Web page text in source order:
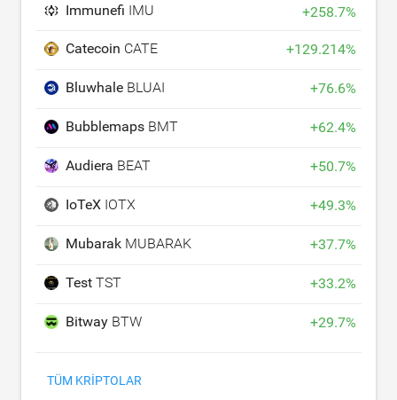
Immunefi IMU +258.7%
Catecoin CATE +129.214%
Bluwhale BLUAI +76.6%
Bubblemaps BMT +62.4%
Audiera BEAT +50.7%
IoTeX IOTX +49.3%
Mubarak MUBARAK +37.7%
Test TST +33.2%
Bitway BTW +29.7%
TÜM KRIPTOLAR